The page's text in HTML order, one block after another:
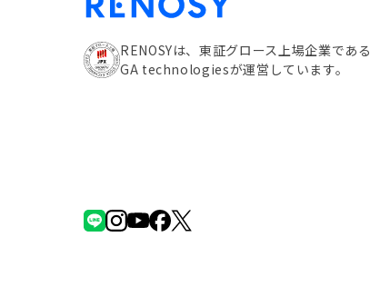
RENOSYは、東証グロース上場企業である
GA technologiesが運営しています。